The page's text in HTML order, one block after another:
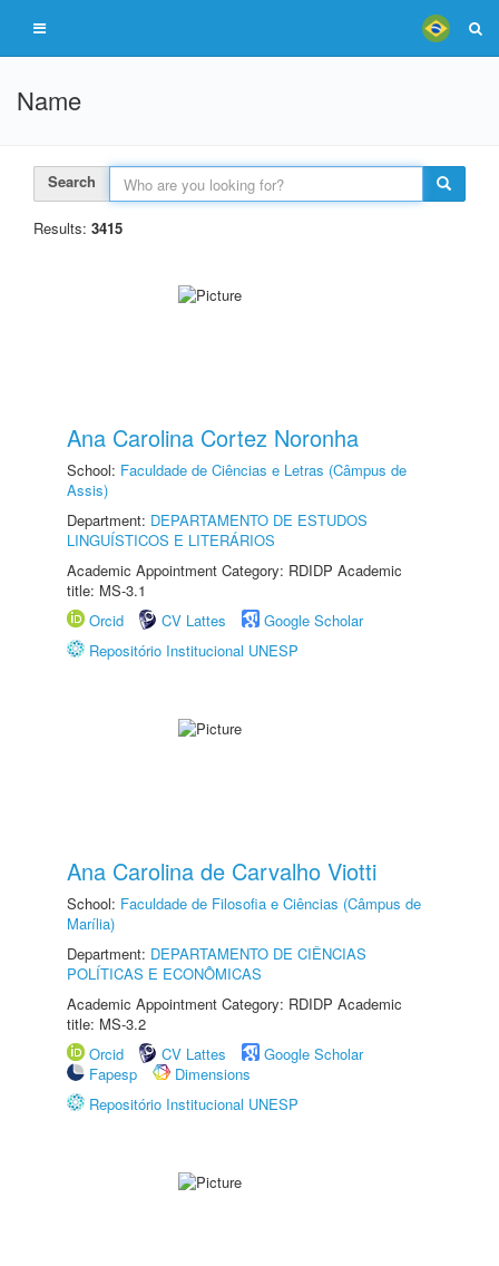
Name
Search
Results: 3415
Ana Carolina Cortez Noronha
School: Faculdade de Ciências e Letras (Câmpus de
Assis)
Department: DEPARTAMENTO DE ESTUDOS
LINGUÍSTICOS E LITERÁRIOS
Academic Appointment Category: RDIDP Academic
title: MS-3.1
Orcid
CV Lattes
Google Scholar
Repositório Institucional UNESP
Ana Carolina de Carvalho Viotti
School: Faculdade de Filosofia e Ciências (Câmpus de
Marília)
Department: DEPARTAMENTO DE CIÊNCIAS
POLÍTICAS E ECONÔMICAS
Academic Appointment Category: RDIDP Academic
title: MS-3.2
Orcid
CV Lattes
Google Scholar
Fapesp
Dimensions
Repositório Institucional UNESP